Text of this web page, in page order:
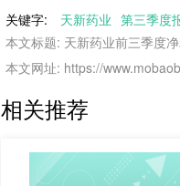
关键字: 天新药业 第三季度
本文标题: 天新药业前三季度
本文网址: https://
相关推荐